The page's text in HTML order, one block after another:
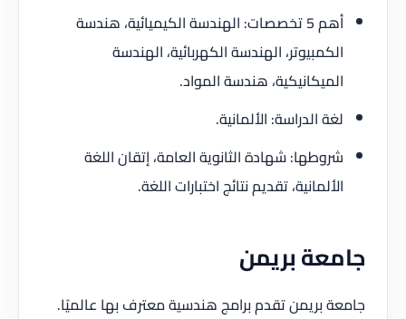
أهم 5 تخصصات: الهندسة الكيميائية، هندسة
الكمبيوتر، الهندسة الكهربائية، الهندسة
الميكانيكية، هندسة المواد.
لغة الدراسة: الألمانية.
شروطها: شهادة الثانوية العامة، إتقان اللغة
الألمانية، تقديم نتائج اختبارات اللغة.
جامعة بريمن
جامعة بريمن تقدم برامج هندسية معترف بها عالميًا.